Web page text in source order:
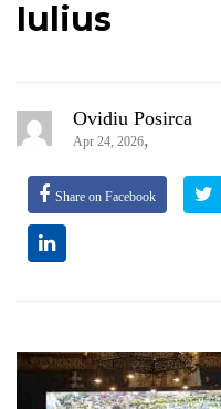
Iulius
Ovidiu Posirca
Apr 24, 2026,
Share on Facebook